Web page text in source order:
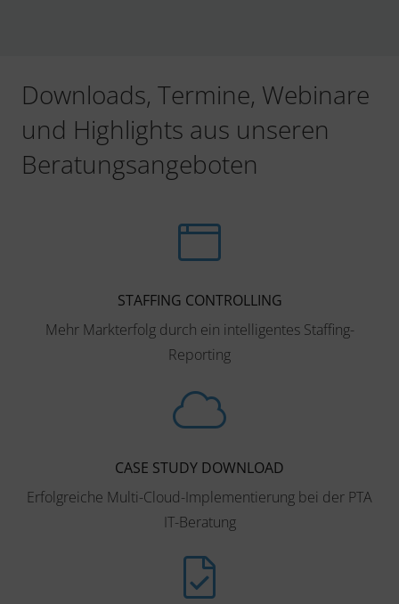
Downloads, Termine, Webinare
und Highlights aus unseren
Beratungsangeboten
STAFFING CONTROLLING
Mehr Markterfolg durch ein intelligentes Staffing-
Reporting
CASE STUDY DOWNLOAD
Erfolgreiche Multi-Cloud-Implementierung bei der PTA
IT-Beratung